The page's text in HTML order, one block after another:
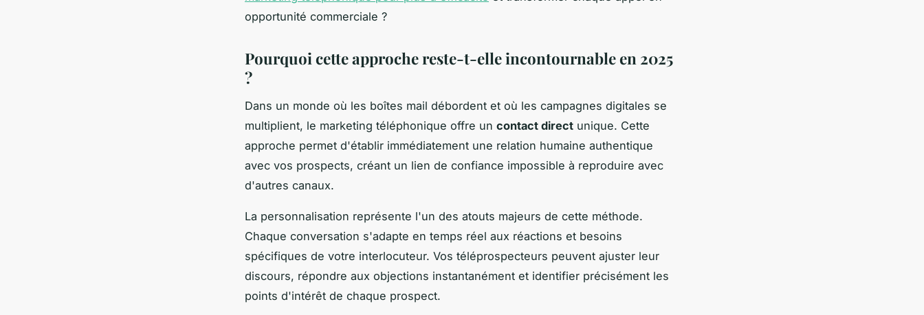
opportunité commerciale ?
Pourquoi cette approche reste-t-elle incontournable en 2025
?
Dans un monde où les boîtes mail débordent et où les campagnes digitales se
multiplient, le marketing téléphonique offre un contact direct unique. Cette
approche permet d'établir immédiatement une relation humaine authentique
avec vos prospects, créant un lien de confiance impossible à reproduire avec
d'autres canaux.
La personnalisation représente l'un des atouts majeurs de cette méthode.
Chaque conversation s'adapte en temps réel aux réactions et besoins
spécifiques de votre interlocuteur. Vos téléprospecteurs peuvent ajuster leur
discours, répondre aux objections instantanément et identifier précisément les
points d'intérêt de chaque prospect.